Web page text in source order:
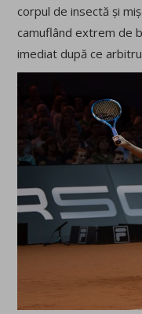
corpul de insectă și
camuflând extrem de
imediat după ce